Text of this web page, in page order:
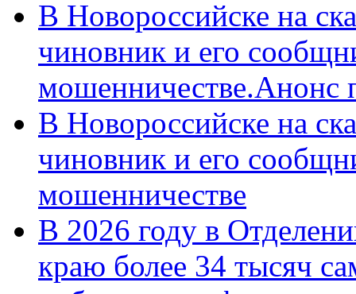
В Новороссийске на
чиновник и его
мошенничестве.Анонс
В Новороссийске на
чиновник и его
мошенничестве
В 2026 году в
краю более 34 тысяч